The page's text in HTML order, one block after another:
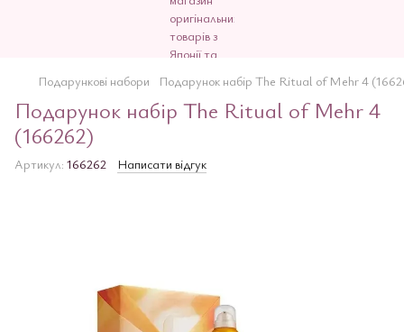
Подарункові набори Подарунок набір The Ritual of Mehr 4
Подарунок набір The Ritual of Mehr 4
(166262)
Артикул: 166262 Написати відгук